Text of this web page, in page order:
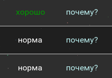
хорошо почему?
норма почему?
норма почему?